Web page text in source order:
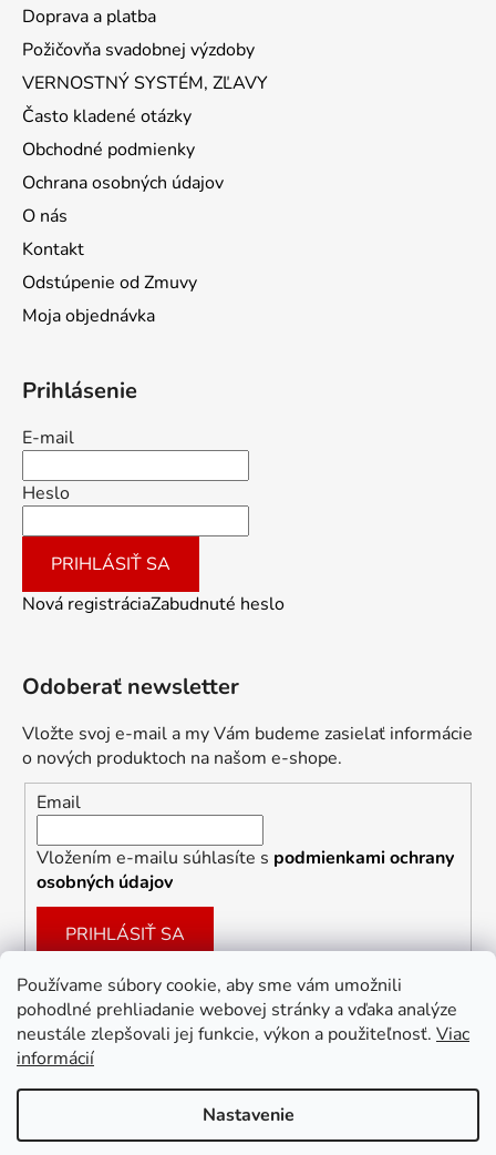
Používame súbory cookie, aby sme vám umožnili
pohodlné prehliadanie webovej stránky a vďaka analýze
neustále zlepšovali jej funkcie, výkon a použiteľnosť. Viac
informácií
Nastavenie
Doprava a platba
Požičovňa svadobnej výzdoby
VERNOSTNÝ SYSTÉM, ZĽAVY
Často kladené otázky
Obchodné podmienky
Ochrana osobných údajov
O nás
Kontakt
Odstúpenie od Zmuvy
Moja objednávka
Prihlásenie
E-mail
Heslo
PRIHLÁSIŤ SA
Nová registráciaZabudnuté heslo
Odoberať newsletter
Vložte svoj e-mail a my Vám budeme zasielať informácie
o nových produktoch na našom e-shope.
Email
Vložením e-mailu súhlasíte s podmienkami ochrany
osobných údajov
PRIHLÁSIŤ SA
Facebook